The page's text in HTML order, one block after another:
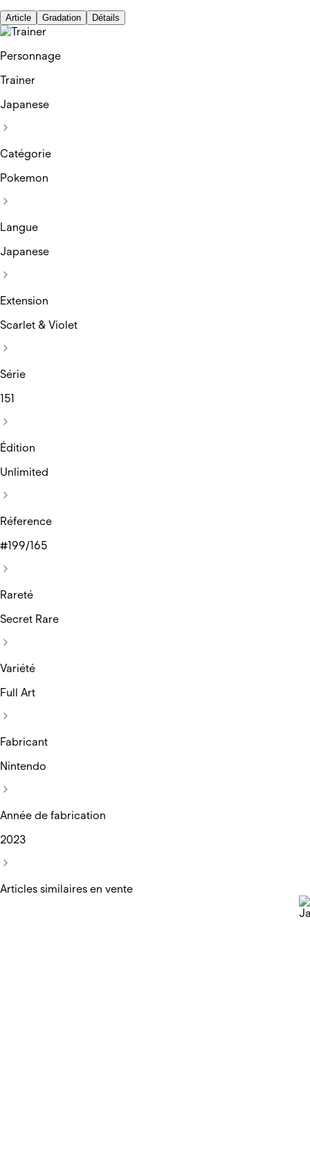
Article Gradation Détails
Personnage
Trainer
Japanese
Catégorie
Pokemon
Langue
Japanese
Extension
Scarlet & Violet
Série
151
Édition
Unlimited
Réference
#199/165
Rareté
Secret Rare
Variété
Full Art
Fabricant
Nintendo
Année de fabrication
2023
Articles similaires en vente